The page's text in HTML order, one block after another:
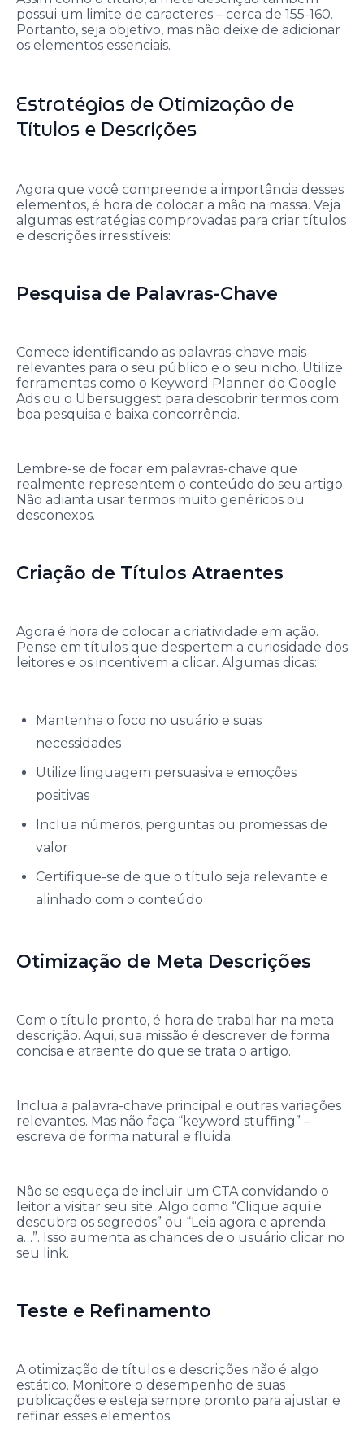
possui um limite de caracteres – cerca de 155-160.
Portanto, seja objetivo, mas não deixe de adicionar
os elementos essenciais.
Estratégias de Otimização de
Títulos e Descrições
Agora que você compreende a importância desses
elementos, é hora de colocar a mão na massa. Veja
algumas estratégias comprovadas para criar títulos
e descrições irresistíveis:
Pesquisa de Palavras-Chave
Comece identificando as palavras-chave mais
relevantes para o seu público e o seu nicho. Utilize
ferramentas como o Keyword Planner do Google
Ads ou o Ubersuggest para descobrir termos com
boa pesquisa e baixa concorrência.
Lembre-se de focar em palavras-chave que
realmente representem o conteúdo do seu artigo.
Não adianta usar termos muito genéricos ou
desconexos.
Criação de Títulos Atraentes
Agora é hora de colocar a criatividade em ação.
Pense em títulos que despertem a curiosidade dos
leitores e os incentivem a clicar. Algumas dicas:
Mantenha o foco no usuário e suas
necessidades
Utilize linguagem persuasiva e emoções
positivas
Inclua números, perguntas ou promessas de
valor
Certifique-se de que o título seja relevante e
alinhado com o conteúdo
Otimização de Meta Descrições
Com o título pronto, é hora de trabalhar na meta
descrição. Aqui, sua missão é descrever de forma
concisa e atraente do que se trata o artigo.
Inclua a palavra-chave principal e outras variações
relevantes. Mas não faça “keyword stuffing” –
escreva de forma natural e fluida.
Não se esqueça de incluir um CTA convidando o
leitor a visitar seu site. Algo como “Clique aqui e
descubra os segredos” ou “Leia agora e aprenda
a…”. Isso aumenta as chances de o usuário clicar no
seu link.
Teste e Refinamento
A otimização de títulos e descrições não é algo
estático. Monitore o desempenho de suas
publicações e esteja sempre pronto para ajustar e
refinar esses elementos.